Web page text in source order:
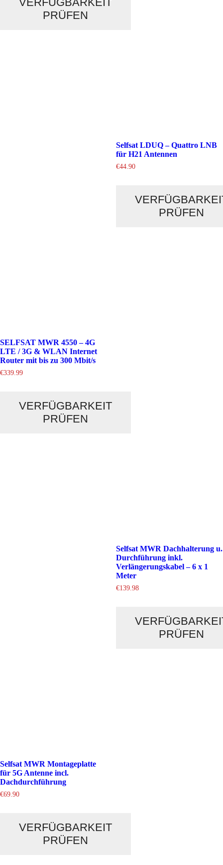
PRÜFEN
Selfsat LDUQ – Quattro LNB
für H21 Antennen
€44.90
PRÜFEN
SELFSAT MWR 4550 – 4G
LTE / 3G & WLAN Internet
Router mit bis zu 300 Mbit/s
€339.99
VERFÜGBARKEIT
PRÜFEN
Selfsat MWR Dachhalterung u.
Durchführung inkl.
Verlängerungskabel – 6 x 1
Meter
€139.98
PRÜFEN
Selfsat MWR Montageplatte
für 5G Antenne incl.
Dachdurchführung
€69.90
VERFÜGBARKEIT
PRÜFEN